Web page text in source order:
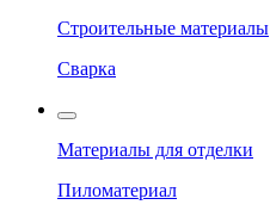
Строительные материалы
Сварка
Материалы для отделки
Пиломатериал